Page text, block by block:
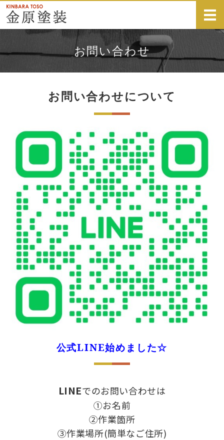
安心！地域密
お問い合わせ
お問い合わせ
お問い合わせについて
公式LINE始めました☆
LINEでのお問い合わせは
①お名前
②作業箇所
③作業場所(簡単なご住所)